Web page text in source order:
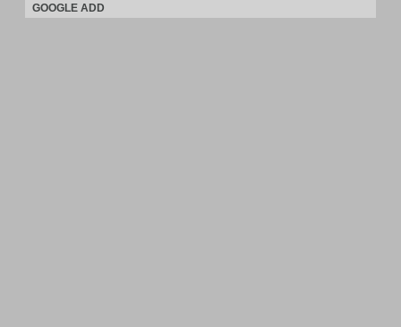
GOOGLE ADD